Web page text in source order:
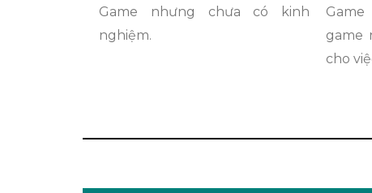
Game nhưng chưa có kinh
nghiệm.
game
cho